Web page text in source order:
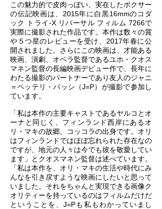
この魅力的で皮肉っぽい、実在したボクサー
の伝記映画は、2015年に白黒16mmのコダ
ック トライ-X リバーサル フィルム 7266で
実際に撮影された作品です。本作は数々の賞
や５つ星のレビューを受け、2017年春に公
開されました。さらにこの映画は、才能ある
映画、演劇、オペラ監督であるユホ・クオス
マネン監督の長編映画デビュー作で、長年に
わたる撮影のパートナーであり友人のジャニ
＝ペッテリ・パッシ（J=P）が撮影で参加し
ています。
「私は本作の主要キャストであるヤルコとオ
ーナと同じく、フィンランド西岸にあるオ
リ・マキの故郷、コッコラの出身です。オリ
はフィンランドではほぼ忘れられた存在なの
ですが、地元の人々は今でも彼を敬愛してい
ます」とクオスマネン監督は述べています。
「私は本作を、オリ・マキの生活や時代にみ
んなを引き戻すような映画にしたいと思って
いました。それをちゃんと実現できる画像ク
オリティーを持っているのはフィルムだけだ
ということを、J=Pも私もわかっていまし